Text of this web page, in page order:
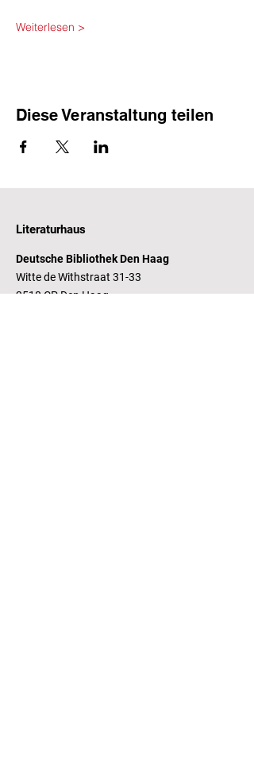
Weiterlesen >
Diese Veranstaltung teilen
Literaturhaus
Deutsche Bibliothek Den Haag
Witte de Withstraat 31-33
2518 CP Den Haag